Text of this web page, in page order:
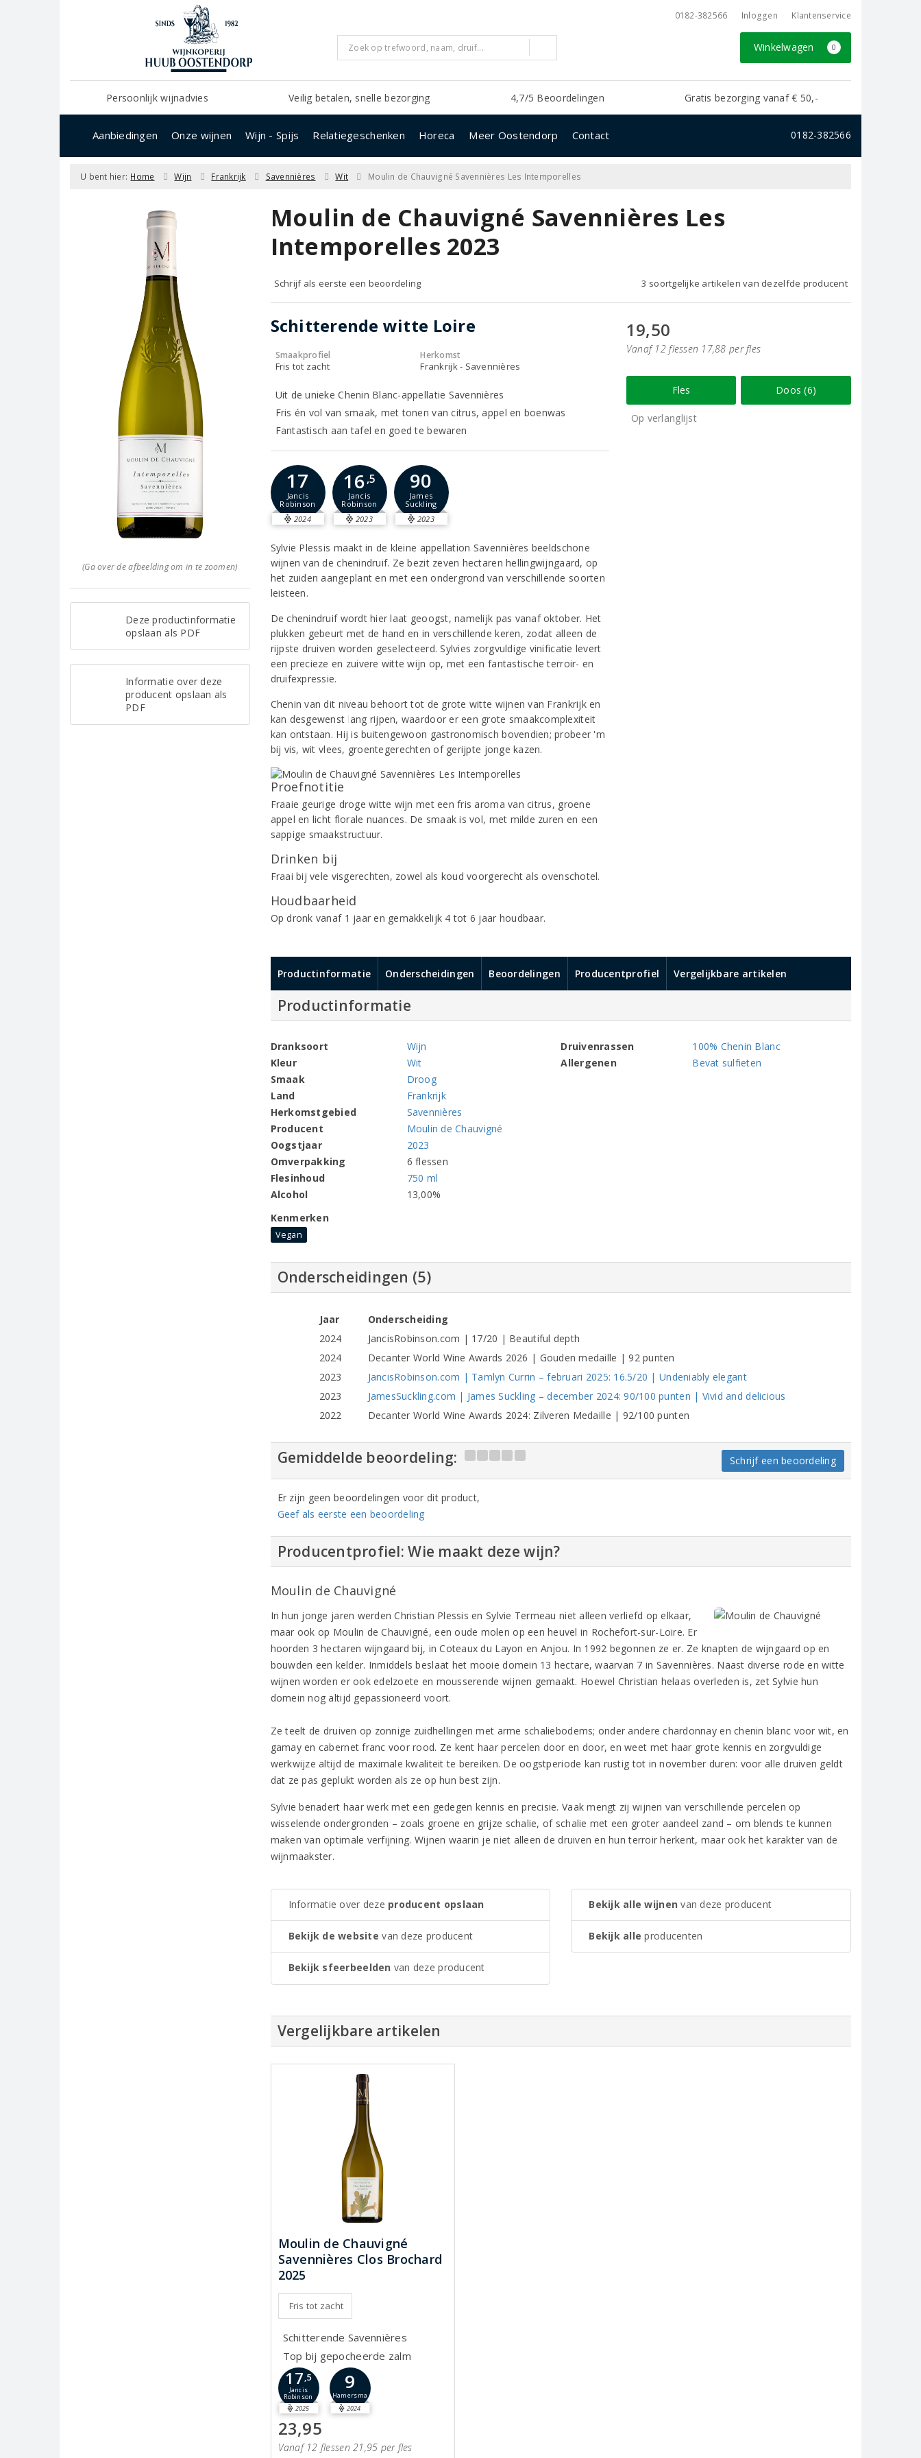
0182-382566 Inloggen Klantenservice
Winkelwagen 0
Persoonlijk wijnadvies Veilig betalen, snelle bezorging 4,7/5 Beoordelingen Gratis bezorging vanaf € 50,-
Aanbiedingen Onze wijnen Wijn - Spijs Relatiegeschenken Horeca Meer Oostendorp Contact 0182-382566
U bent hier: Home Wijn Frankrijk Savennières Wit Moulin de Chauvigné Savennières Les Intemporelles
(Ga over de afbeelding om in te zoomen)
Deze productinformatie
opslaan als PDF
Informatie over deze
producent opslaan als
PDF
Moulin de Chauvigné Savennières Les
Intemporelles 2023
Schrijf als eerste een beoordeling 3 soortgelijke artikelen van dezelfde producent
Schitterende witte Loire
Smaakprofiel
Fris tot zacht
Herkomst
Frankrijk - Savennières
Uit de unieke Chenin Blanc-appellatie Savennières
Fris én vol van smaak, met tonen van citrus, appel en boenwas
Fantastisch aan tafel en goed te bewaren
17
Jancis
Robinson
2024
16,5
Jancis
Robinson
2023
90
James
Suckling
2023
Sylvie Plessis maakt in de kleine appellation Savennières beeldschone
wijnen van de chenindruif. Ze bezit zeven hectaren hellingwijngaard, op
het zuiden aangeplant en met een ondergrond van verschillende soorten
leisteen.
De chenindruif wordt hier laat geoogst, namelijk pas vanaf oktober. Het
plukken gebeurt met de hand en in verschillende keren, zodat alleen de
rijpste druiven worden geselecteerd. Sylvies zorgvuldige vinificatie levert
een precieze en zuivere witte wijn op, met een fantastische terroir- en
druifexpressie.
Chenin van dit niveau behoort tot de grote witte wijnen van Frankrijk en
kan desgewenst lang rijpen, waardoor er een grote smaakcomplexiteit
kan ontstaan. Hij is buitengewoon gastronomisch bovendien; probeer 'm
bij vis, wit vlees, groentegerechten of gerijpte jonge kazen.
Proefnotitie
Fraaie geurige droge witte wijn met een fris aroma van citrus, groene
appel en licht florale nuances. De smaak is vol, met milde zuren en een
sappige smaakstructuur.
Drinken bij
Fraai bij vele visgerechten, zowel als koud voorgerecht als ovenschotel.
Houdbaarheid
Op dronk vanaf 1 jaar en gemakkelijk 4 tot 6 jaar houdbaar.
19,50
Vanaf 12 flessen 17,88 per fles
Fles Doos (6)
Op verlanglijst
Productinformatie Onderscheidingen Beoordelingen Producentprofiel Vergelijkbare artikelen
Productinformatie
Dranksoort
Wijn
Kleur
Wit
Smaak
Droog
Land
Frankrijk
Herkomstgebied
Savennières
Producent
Moulin de Chauvigné
Oogstjaar
2023
Omverpakking
6 flessen
Flesinhoud
750 ml
Alcohol
13,00%
Druivenrassen
100% Chenin Blanc
Allergenen
Bevat sulfieten
Kenmerken
Vegan
Onderscheidingen (5)
Jaar
Onderscheiding
2024
JancisRobinson.com | 17/20 | Beautiful depth
2024
Decanter World Wine Awards 2026 | Gouden medaille | 92 punten
2023
JancisRobinson.com | Tamlyn Currin – februari 2025: 16.5/20 | Undeniably elegant
2023
JamesSuckling.com | James Suckling – december 2024: 90/100 punten | Vivid and delicious
2022
Decanter World Wine Awards 2024: Zilveren Medaille | 92/100 punten
Gemiddelde beoordeling: Schrijf een beoordeling
Er zijn geen beoordelingen voor dit product,
Geef als eerste een beoordeling
Producentprofiel: Wie maakt deze wijn?
Moulin de Chauvigné
In hun jonge jaren werden Christian Plessis en Sylvie Termeau niet alleen verliefd op elkaar,
maar ook op Moulin de Chauvigné, een oude molen op een heuvel in Rochefort-sur-Loire. Er
hoorden 3 hectaren wijngaard bij, in Coteaux du Layon en Anjou. In 1992 begonnen ze er. Ze knapten de wijngaard op en
bouwden een kelder. Inmiddels beslaat het mooie domein 13 hectare, waarvan 7 in Savennières. Naast diverse rode en witte
wijnen worden er ook edelzoete en mousserende wijnen gemaakt. Hoewel Christian helaas overleden is, zet Sylvie hun
domein nog altijd gepassioneerd voort.
Ze teelt de druiven op zonnige zuidhellingen met arme schaliebodems; onder andere chardonnay en chenin blanc voor wit, en
gamay en cabernet franc voor rood. Ze kent haar percelen door en door, en weet met haar grote kennis en zorgvuldige
werkwijze altijd de maximale kwaliteit te bereiken. De oogstperiode kan rustig tot in november duren: voor alle druiven geldt
dat ze pas geplukt worden als ze op hun best zijn.
Sylvie benadert haar werk met een gedegen kennis en precisie. Vaak mengt zij wijnen van verschillende percelen op
wisselende ondergronden – zoals groene en grijze schalie, of schalie met een groter aandeel zand – om blends te kunnen
maken van optimale verfijning. Wijnen waarin je niet alleen de druiven en hun terroir herkent, maar ook het karakter van de
wijnmaakster.
Informatie over deze producent opslaan
Bekijk de website van deze producent
Bekijk sfeerbeelden van deze producent
Bekijk alle wijnen van deze producent
Bekijk alle producenten
Vergelijkbare artikelen
Moulin de Chauvigné
Savennières Clos Brochard
2025
Fris tot zacht
Schitterende Savennières
Top bij gepocheerde zalm
17,5
Jancis
Robinson
2025
9
Hamersma
2024
23,95
Vanaf 12 flessen 21,95 per fles